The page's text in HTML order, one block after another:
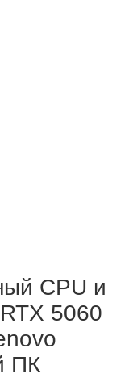
CPU и
5060
ПК